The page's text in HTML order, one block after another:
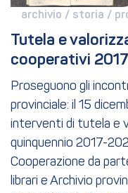
archivio / storia /
Tutela e
cooperativi
Proseguono gli
provinciale: il 15
interventi di tutela e
quinquennio 2017-
Cooperazione da
librari e Archivio